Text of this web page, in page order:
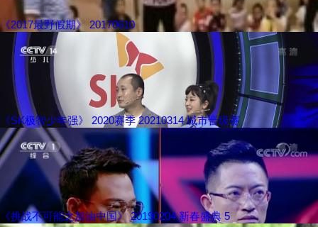
《2017最野假期》 20170610
《SK极智少年强》 2020赛季 20210314 城市晋级赛
《挑战不可能之加油中国》 20190204 新春盛典 5